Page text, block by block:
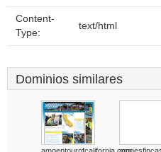
Content-
Type:
text/html
Dominios similares